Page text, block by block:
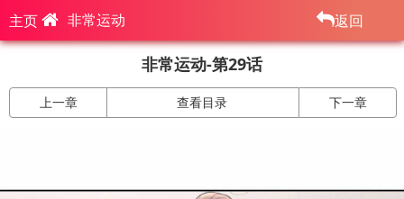
主页 非常运动 返回
非常运动-第29话
上一章 查看目录 下一章